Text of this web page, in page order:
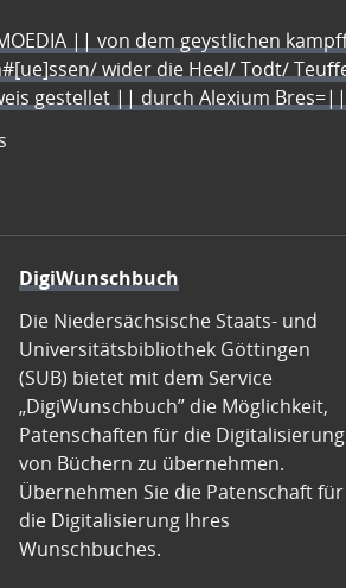
|| von dem geystlichen
wider die Heel/ Todt/
gestellet || durch Alexium
DigiWunschbuch
Die Niedersächsische Staats- und
Universitätsbibliothek Göttingen
(SUB) bietet mit dem Service
„DigiWunschbuch” die Möglichkeit,
Patenschaften für die Digitalisierung
von Büchern zu übernehmen.
Übernehmen Sie die Patenschaft für
die Digitalisierung Ihres
Wunschbuches.